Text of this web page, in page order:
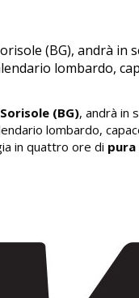
(BG), andrà in
lombardo,
Sorisole (BG), andrà in
lombardo,
in quattro ore di